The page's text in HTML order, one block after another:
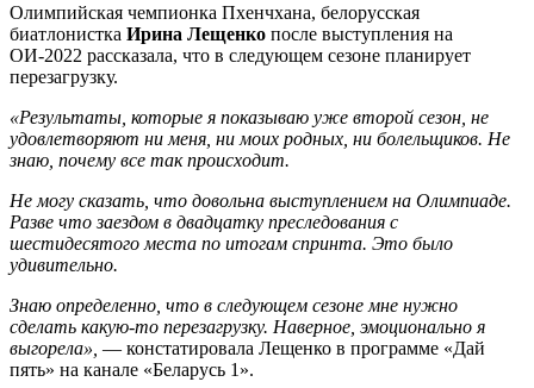
Олимпийская чемпионка Пхенчхана, белорусская
биатлонистка Ирина Лещенко после выступления на
ОИ-2022 рассказала, что в следующем сезоне планирует
перезагрузку.
«Результаты, которые я показываю уже второй сезон, не
удовлетворяют ни меня, ни моих родных, ни болельщиков. Не
знаю, почему все так происходит.
Не могу сказать, что довольна выступлением на Олимпиаде.
Разве что заездом в двадцатку преследования с
шестидесятого места по итогам спринта. Это было
удивительно.
Знаю определенно, что в следующем сезоне мне нужно
сделать какую-то перезагрузку. Наверное, эмоционально я
выгорела», — констатировала Лещенко в программе «Дай
пять» на канале «Беларусь 1».